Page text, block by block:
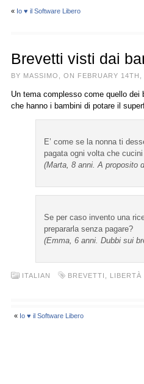
« Io ♥ il Software Libero
Brevetti visti dai
BY MASSIMO, ON FEBRUARY 14TH,
Un tema complesso come quello
che hanno i bambini di potare il
E’ come se la nonna ti
pagata ogni volta che
(Marta, 8 anni. A proposito
Se per caso invento una
prepararla senza pagare?
(Emma, 6 anni. Dubbi sui
ITALIAN BREVETTI LIBERTÀ
« Io ♥ il Software Libero